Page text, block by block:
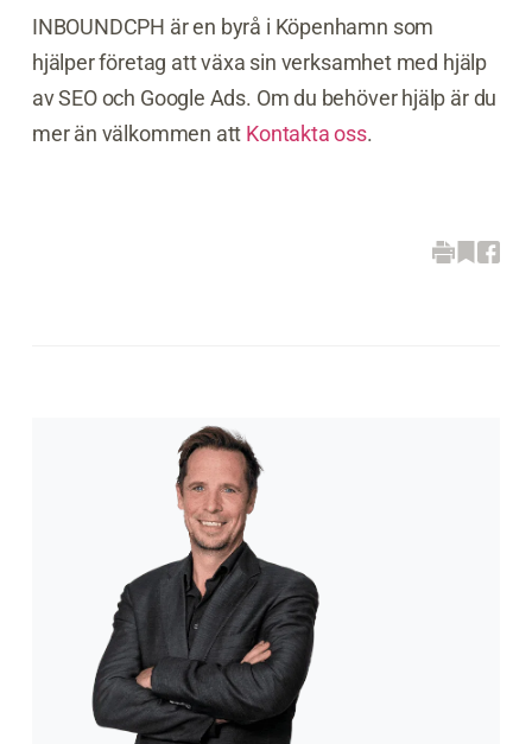
INBOUNDCPH är en byrå i Köpenhamn som
hjälper företag att växa sin verksamhet med hjälp
av SEO och Google Ads. Om du behöver hjälp är du
mer än välkommen att Kontakta oss.